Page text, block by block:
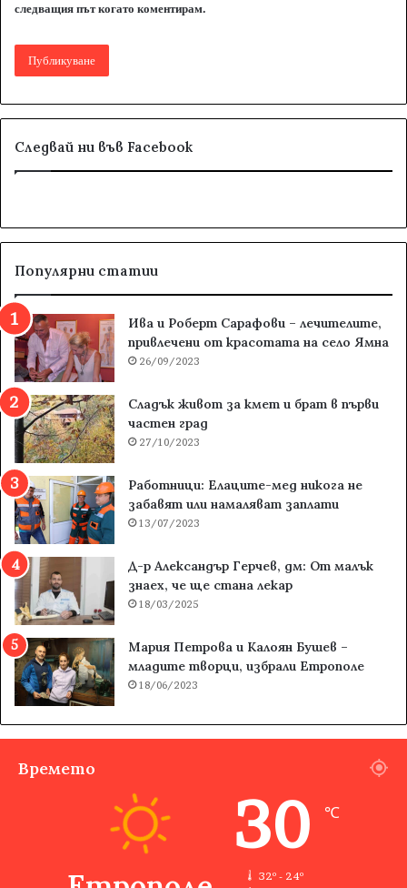
следващия път когато коментирам.
Следвай ни във Facebook
Популярни статии
Ива и Роберт Сарафови – лечителите,
привлечени от красотата на село Ямна
26/09/2023
Сладък живот за кмет и брат в първи
частен град
27/10/2023
Работници: Елаците-мед никога не
забавят или намаляват заплати
13/07/2023
Д-р Александър Герчев, дм: От малък
знаех, че ще стана лекар
18/03/2025
Мария Петрова и Калоян Бушев –
младите творци, избрали Етрополе
18/06/2023
Времето
30 ℃
32º - 24º